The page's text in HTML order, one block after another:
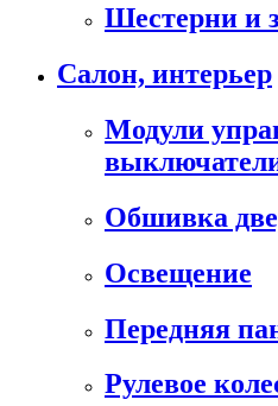
Шестерни и
Салон, интерьер
Модули
Обшивка
Освещение
Передняя
Рулевое